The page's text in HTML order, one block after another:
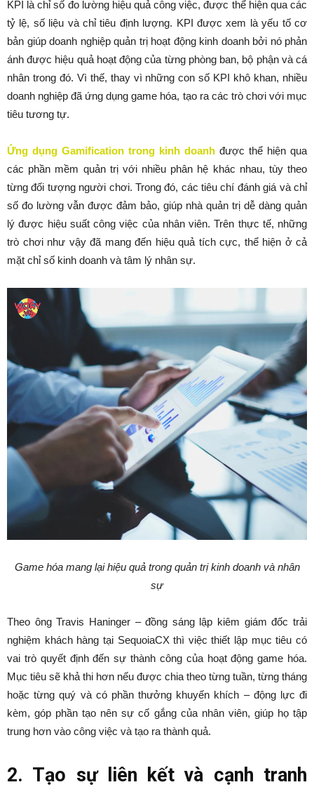
KPI là chỉ số đo lường hiệu quả công việc, được thể hiện qua các
tỷ lệ, số liệu và chỉ tiêu định lượng. KPI được xem là yếu tố cơ
bản giúp doanh nghiệp quản trị hoạt động kinh doanh bởi nó phản
ánh được hiệu quả hoạt động của từng phòng ban, bộ phận và cá
nhân trong đó. Vì thế, thay vì những con số KPI khô khan, nhiều
doanh nghiệp đã ứng dụng game hóa, tạo ra các trò chơi với mục
tiêu tương tự.
Ứng dụng Gamification trong kinh doanh được thể hiện qua
các phần mềm quản trị với nhiều phân hệ khác nhau, tùy theo
từng đối tượng người chơi. Trong đó, các tiêu chí đánh giá và chỉ
số đo lường vẫn được đảm bảo, giúp nhà quản trị dễ dàng quản
lý được hiệu suất công việc của nhân viên. Trên thực tế, những
trò chơi như vậy đã mang đến hiệu quả tích cực, thể hiện ở cả
mặt chỉ số kinh doanh và tâm lý nhân sự.
Game hóa mang lại hiệu quả trong quản trị kinh doanh và nhân
sự
Theo ông Travis Haninger – đồng sáng lập kiêm giám đốc trải
nghiệm khách hàng tại SequoiaCX thì việc thiết lập mục tiêu có
vai trò quyết định đến sự thành công của hoạt động game hóa.
Mục tiêu sẽ khả thi hơn nếu được chia theo từng tuần, từng tháng
hoặc từng quý và có phần thưởng khuyến khích – động lực đi
kèm, góp phần tạo nên sự cố gắng của nhân viên, giúp họ tập
trung hơn vào công việc và tạo ra thành quả.
2. Tạo sự liên kết và cạnh tranh